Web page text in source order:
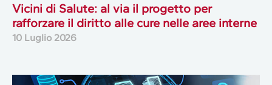
Vicini di Salute: al via il progetto per
rafforzare il diritto alle cure nelle aree interne
10 Luglio 2026